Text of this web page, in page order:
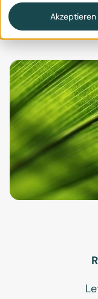
Akzeptieren
und verbietet